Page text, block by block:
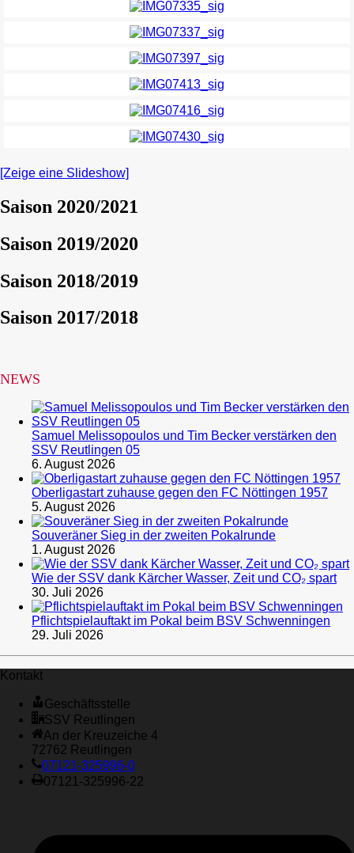
[Zeige eine Slideshow]
Saison 2020/2021
Saison 2019/2020
Saison 2018/2019
Saison 2017/2018
NEWS
Samuel Melissopoulos und Tim Becker verstärken den
SSV Reutlingen 05
6. August 2026
Oberligastart zuhause gegen den FC Nöttingen 1957
5. August 2026
Souveräner Sieg in der zweiten Pokalrunde
1. August 2026
Wie der SSV dank Kärcher Wasser, Zeit und CO₂ spart
30. Juli 2026
Pflichtspielauftakt im Pokal beim BSV Schwenningen
29. Juli 2026
Kontakt
Geschäftsstelle
SSV Reutlingen
An der Kreuzeiche 4
72762 Reutlingen
07121-325996-0
07121-325996-22